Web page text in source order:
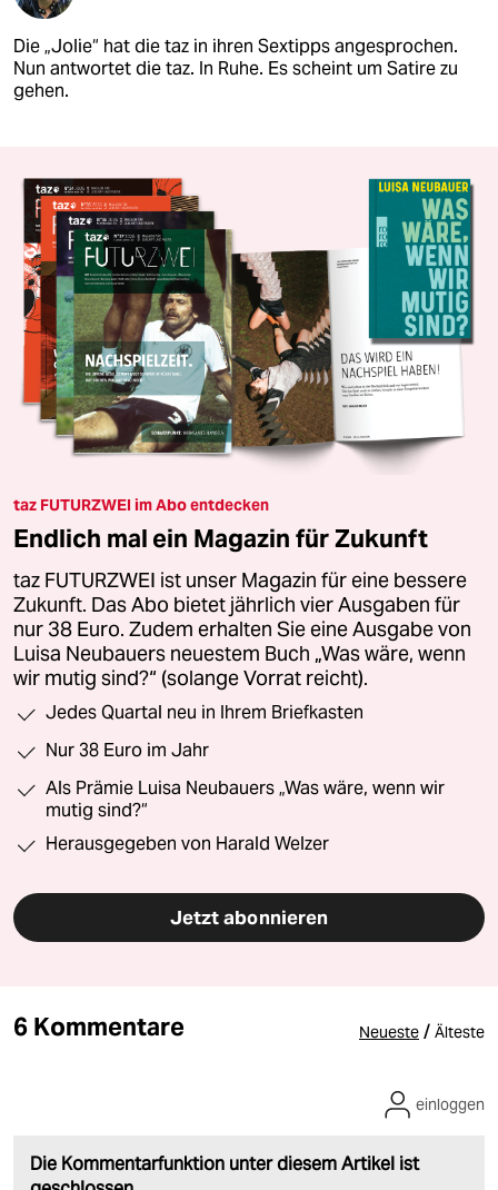
Die „Jolie“ hat die taz in ihren Sextipps angesprochen.
Nun antwortet die taz. In Ruhe. Es scheint um Satire zu
gehen.
taz FUTURZWEI im Abo entdecken
Endlich mal ein Magazin für Zukunft
taz FUTURZWEI ist unser Magazin für eine bessere
Zukunft. Das Abo bietet jährlich vier Ausgaben für
nur 38 Euro. Zudem erhalten Sie eine Ausgabe von
Luisa Neubauers neuestem Buch „Was wäre, wenn
wir mutig sind?“ (solange Vorrat reicht).
Jedes Quartal neu in Ihrem Briefkasten
Nur 38 Euro im Jahr
Als Prämie Luisa Neubauers „Was wäre, wenn wir
mutig sind?“
Herausgegeben von Harald Welzer
Jetzt abonnieren
6 Kommentare Neueste / Älteste
Die Kommentarfunktion unter diesem Artikel ist
einloggen